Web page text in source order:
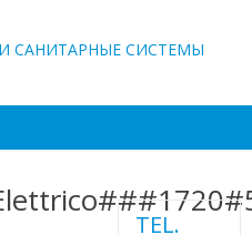
САНИТАРНЫЕ СИСТЕМЫ
TEL.